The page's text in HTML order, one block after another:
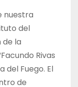
nuestra
del
la
Rivas
del Fuego. El
de